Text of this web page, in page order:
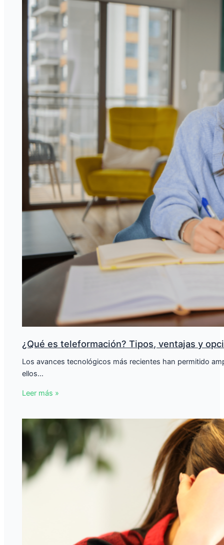
¿Qué es teleformación? Tipos, ventajas y
Los avances tecnológicos más recientes han permitido
ellos…
Leer más »